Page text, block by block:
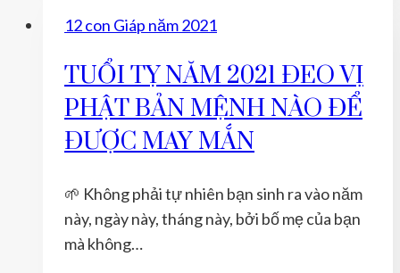
con
đeo
Phật
Bản
Mệnh
nào
để
được
12 con Giáp năm 2021
TUỔI TỴ NĂM 2021 ĐEO VỊ
PHẬT BẢN MỆNH NÀO ĐỂ
ĐƯỢC MAY MẮN
🌱 Không phải tự nhiên bạn sinh ra vào năm
này, ngày này, tháng này, bởi bố mẹ của bạn
mà không…